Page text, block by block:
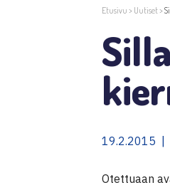
Etusivu > Uutiset>
19.2.2015 |
Otettuaan